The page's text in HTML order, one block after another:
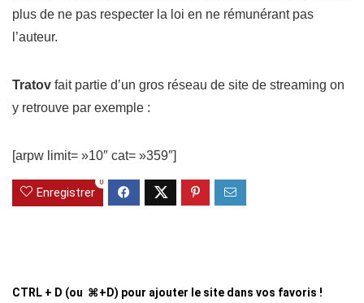
plus de ne pas respecter la loi en ne rémunérant pas
l’auteur.
Tratov fait partie d’un gros réseau de site de streaming on
y retrouve par exemple :
[arpw limit= »10″ cat= »359″]
Enregistrer
0
CTRL + D (ou ⌘+D) pour ajouter le site dans vos favoris !